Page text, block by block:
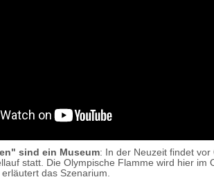
sind ein Museum: In der Neuzeit findet
statt. Die Olympische Flamme wird hier im
erläutert das Szenarium.